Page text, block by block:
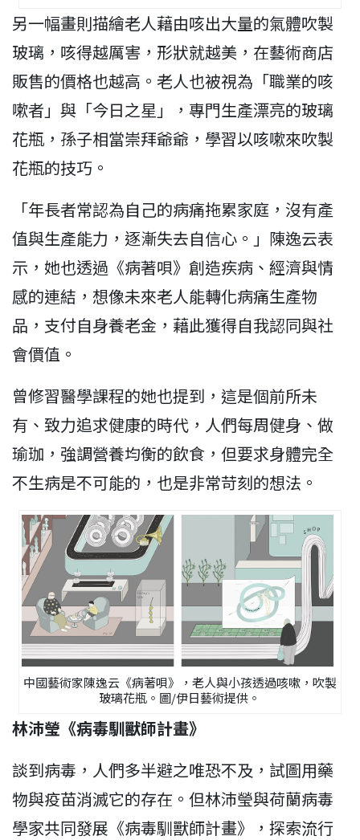
另一幅畫則描繪老人藉由咳出大量的氣體吹製
玻璃，咳得越厲害，形狀就越美，在藝術商店
販售的價格也越高。老人也被視為「職業的咳
嗽者」與「今日之星」，專門生產漂亮的玻璃
花瓶，孫子相當崇拜爺爺，學習以咳嗽來吹製
花瓶的技巧。
「年長者常認為自己的病痛拖累家庭，沒有產
值與生產能力，逐漸失去自信心。」陳逸云表
示，她也透過《病著唄》創造疾病、經濟與情
感的連結，想像未來老人能轉化病痛生產物
品，支付自身養老金，藉此獲得自我認同與社
會價值。
曾修習醫學課程的她也提到，這是個前所未
有、致力追求健康的時代，人們每周健身、做
瑜珈，強調營養均衡的飲食，但要求身體完全
不生病是不可能的，也是非常苛刻的想法。
中國藝術家陳逸云《病著唄》，老人與小孩透過咳嗽，吹製
玻璃花瓶。圖/伊日藝術提供。
林沛瑩《病毒馴獸師計畫》
談到病毒，人們多半避之唯恐不及，試圖用藥
物與疫苗消滅它的存在。但林沛瑩與荷蘭病毒
學家共同發展《病毒馴獸師計畫》，探索流行